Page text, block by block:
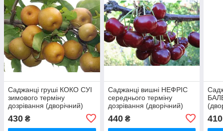
Саджанці груші КОКО СУІ
зимового терміну
дозрівання (дворічний)
430 ₴
Саджанці вишні НЕФРІС
середнього терміну
дозрівання (дворічний)
440₴ 410